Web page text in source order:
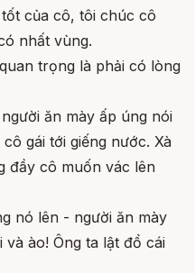
của cô, tôi chúc cô
nhất vùng.
trọng là phải có lòng
ăn mày ấp úng nói
gái tới giếng nước. Xà
đầy cô muốn vác lên
nó lên - người ăn mày
ào! Ông ta lật đổ cái